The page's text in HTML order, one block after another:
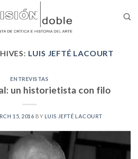
LUIS JEFTÉ LACOURT
ENTREVISTAS
un historietista con filo
15, 2016 BY LUIS JEFTÉ LACOURT